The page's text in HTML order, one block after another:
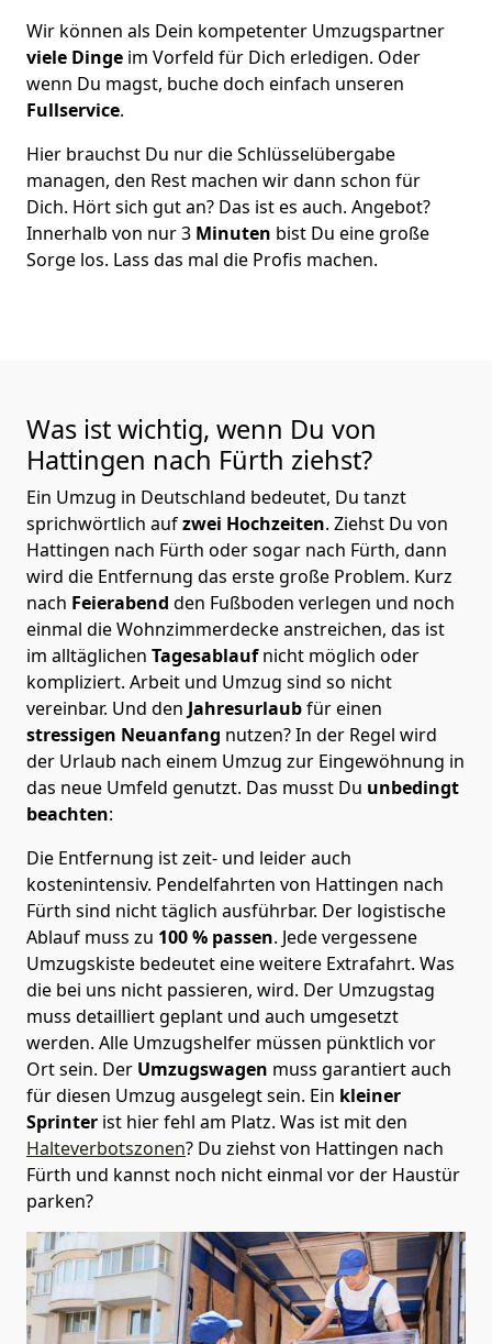
Wir können als Dein kompetenter Umzugspartner
viele Dinge im Vorfeld für Dich erledigen. Oder
wenn Du magst, buche doch einfach unseren
Fullservice.
Hier brauchst Du nur die Schlüsselübergabe
managen, den Rest machen wir dann schon für
Dich. Hört sich gut an? Das ist es auch. Angebot?
Innerhalb von nur 3 Minuten bist Du eine große
Sorge los. Lass das mal die Profis machen.
Was ist wichtig, wenn Du von
Hattingen nach Fürth ziehst?
Ein Umzug in Deutschland bedeutet, Du tanzt
sprichwörtlich aufzwei Hochzeiten. Ziehst Du von
Hattingen nach Fürth oder sogar nach Fürth, dann
wird die Entfernung das erste große Problem. Kurz
nach Feierabend den Fußboden verlegen und noch
einmal die Wohnzimmerdecke anstreichen, das ist
im alltäglichen Tagesablaufnicht möglich oder
kompliziert. Arbeit und Umzug sind so nicht
vereinbar. Und den Jahresurlaubfür einen
stressigen Neuanfang nutzen? In der Regel wird
der Urlaub nach einem Umzug zur Eingewöhnung in
das neue Umfeld genutzt. Das musst Du unbedingt
beachten:
Die Entfernung ist zeit- und leider auch
kostenintensiv. Pendelfahrten von Hattingen nach
Fürth sind nicht täglich ausführbar. Der logistische
Ablauf muss zu 100 % passen. Jede vergessene
Umzugskiste bedeutet eine weitere Extrafahrt. Was
die bei uns nicht passieren, wird. Der Umzugstag
muss detailliert geplant und auch umgesetzt
werden. Alle Umzugshelfer müssen pünktlich vor
Ort sein. Der Umzugswagen muss garantiert auch
für diesen Umzug ausgelegt sein. Ein kleiner
Sprinter ist hier fehl am Platz. Was ist mit den
Halteverbotszonen? Du ziehst von Hattingen nach
Fürth und kannst noch nicht einmal vor der Haustür
parken?